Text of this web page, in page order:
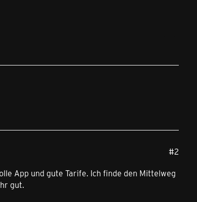
#2
App und gute Tarife. Ich finde den Mittelweg
gut.